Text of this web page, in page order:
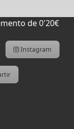
de 0'20€
Instagram